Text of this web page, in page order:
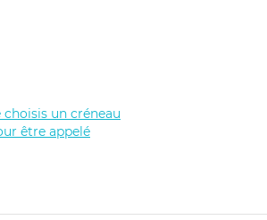
choisis un créneau
être appelé